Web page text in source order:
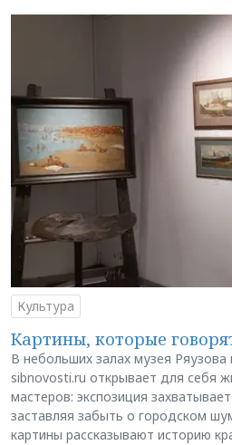
Культура
Картины, которые
В небольших залах музея
sibnovosti.ru открывает для себя
мастеров: экспозиция
заставляя забыть о городском
картины рассказывают историю